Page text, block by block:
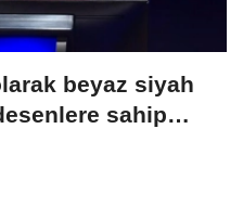
beyaz siyah
sahip
alakalı hangi